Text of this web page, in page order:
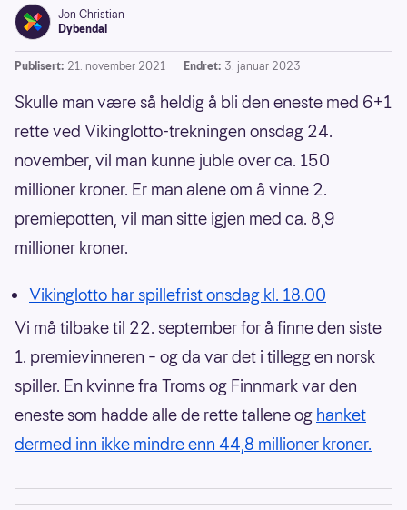
Jon Christian
Dybendal
Publisert: 21. november 2021 Endret: 3. januar 2023
Skulle man være så heldig å bli den eneste med 6+1
rette ved Vikinglotto-trekningen onsdag 24.
november, vil man kunne juble over ca. 150
millioner kroner. Er man alene om å vinne 2.
premiepotten, vil man sitte igjen med ca. 8,9
millioner kroner.
Vikinglotto har spillefrist onsdag kl. 18.00
Vi må tilbake til 22. september for å finne den siste
1. premievinneren – og da var det i tillegg en norsk
spiller. En kvinne fra Troms og Finnmark var den
eneste som hadde alle de rette tallene og hanket
dermed inn ikke mindre enn 44,8 millioner kroner.